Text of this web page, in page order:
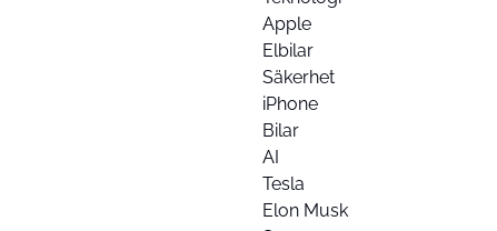
Apple
Elbilar
Säkerhet
iPhone
Bilar
AI
Tesla
Elon Musk